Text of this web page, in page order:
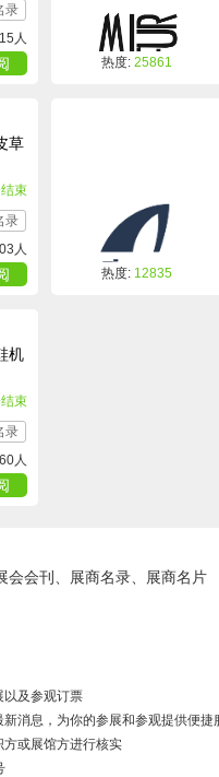
录
人
热度: 25861
草
束
录
人
热度: 12835
机
束
录
人
会会刊、展商名录、展商名片
以及参观订票
消息，为你的参展和参观提供便捷
或展馆方进行核实